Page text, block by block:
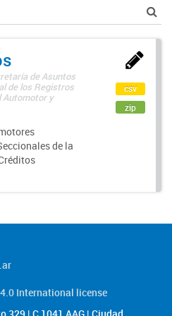
de Asuntos
de los Registros
Automotor y
de la
csv
zip
International license